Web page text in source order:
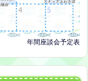
年間座談会予定表